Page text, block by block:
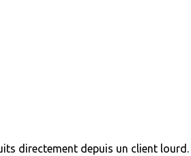
directement depuis un client lourd.